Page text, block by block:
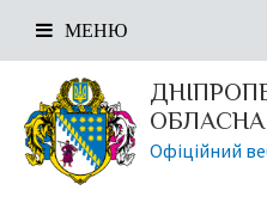
Офіційний
МЕНЮ